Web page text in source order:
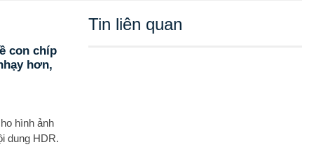
con chíp
hơn,
hình ảnh
dung HDR.
Tin liên quan